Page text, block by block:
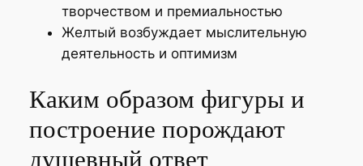
творчеством и премиальностью
Желтый возбуждает мыслительную
деятельность и оптимизм
Каким образом фигуры и
построение порождают